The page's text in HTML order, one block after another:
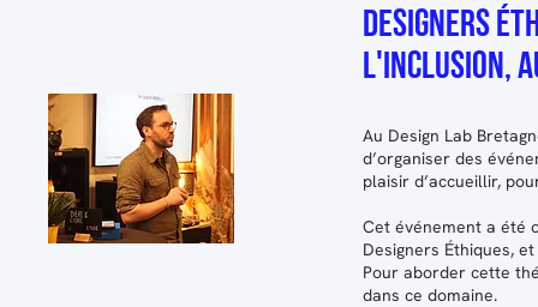
DESIGNERS
l'inclusion,
Au Design Lab
d’organiser des
plaisir d’accueillir,
Cet événement a été
Designers Éthiques,
Pour aborder cette
dans ce domaine.